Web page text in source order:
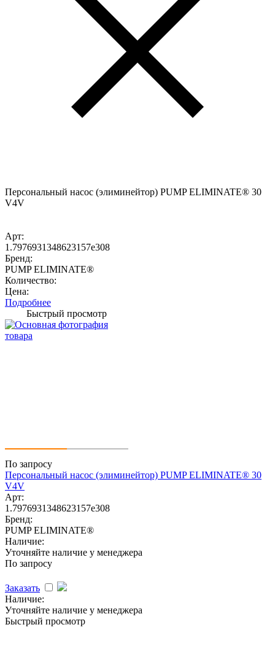
Персональный насос (элиминейтор) PUMP ELIMINATE® 30
V4V
Арт:
1.7976931348623157e308
Бренд:
PUMP ELIMINATE®
Количество:
Цена:
Подробнее
Быстрый просмотр
По запросу
Персональный насос (элиминейтор) PUMP ELIMINATE® 30
V4V
Арт:
1.7976931348623157e308
Бренд:
PUMP ELIMINATE®
Наличие:
Уточняйте наличие у менеджера
По запросу
Заказать
Наличие:
Уточняйте наличие у менеджера
Быстрый просмотр